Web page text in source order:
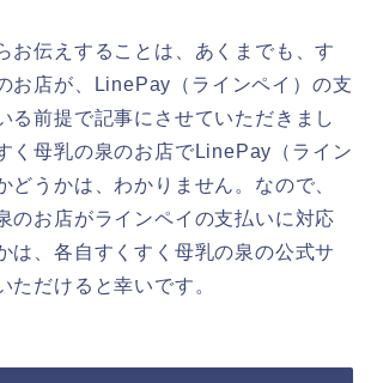
お伝えすることは、あくまでも、す
お店が、LinePay（ラインペイ）の支
る前提で記事にさせていただきまし
く母乳の泉のお店でLinePay（ライン
どうかは、わかりません。なので、
のお店がラインペイの支払いに対応
は、各自すくすく母乳の泉の公式サ
ただけると幸いです。